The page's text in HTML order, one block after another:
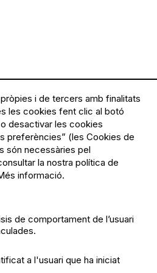
de privacitat
de cookies
i de tercers amb finalitats
les cookies fent clic al botó
desactivar les cookies
preferències” (les Cookies de
són necessàries pel
la nostra política de
informació.
de comportament de l’usuari
a l'usuari que ha iniciat